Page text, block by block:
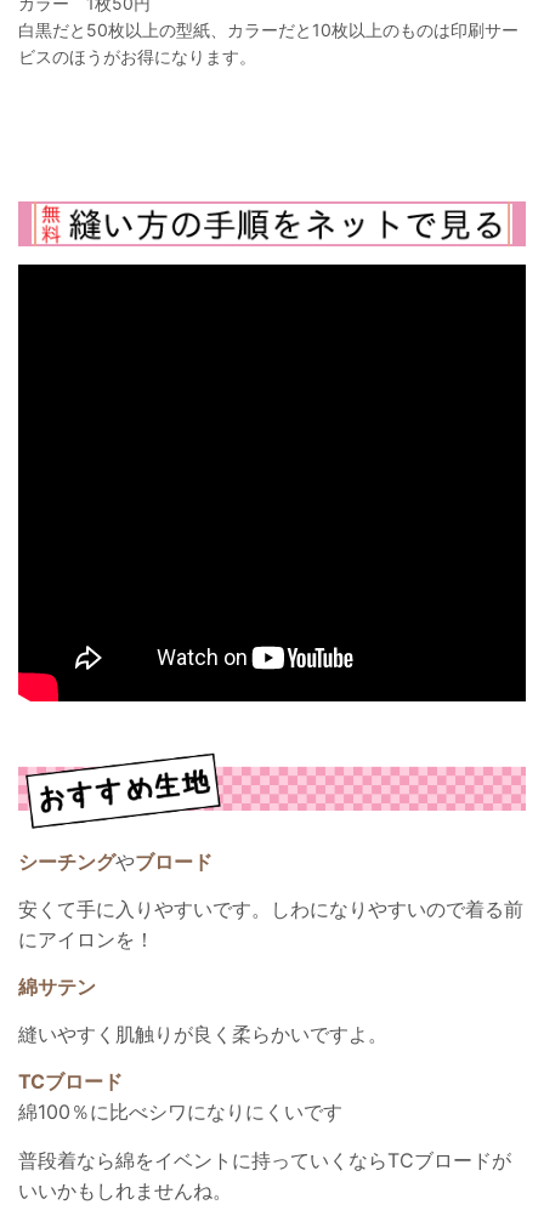
白黒だと50枚以上の型紙、カラーだと10枚以上のものは印刷サー
ビスのほうがお得になります。
シーチングやブロード
安くて手に入りやすいです。しわになりやすいので着る前
にアイロンを！
綿サテン
縫いやすく肌触りが良く柔らかいですよ。
TCブロード
綿100％に比べシワになりにくいです
普段着なら綿をイベントに持っていくならTCブロードが
いいかもしれませんね。